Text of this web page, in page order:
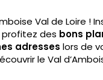
Val de Loire !
des bons
adresses lors de
le Val